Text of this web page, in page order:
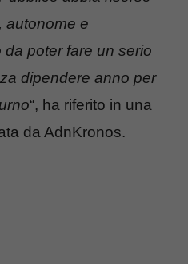
autonome e
poter fare un serio
dipendere anno per
“, ha riferito in una
da AdnKronos.